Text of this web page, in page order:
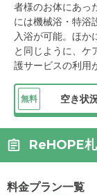
者様のお体にあっ
には機械浴・特浴
入浴が可能。ほか
と同じように、ケ
護サービスの利用
無料 空き状
ReHOPE
料金プラン一覧